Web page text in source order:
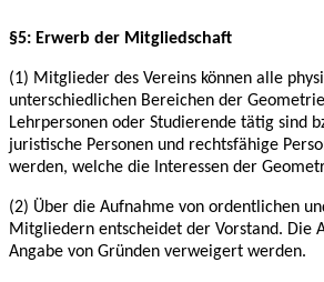
§5: Erwerb der Mitgliedschaft
(1) Mitglieder des Vereins können alle
unterschiedlichen Bereichen der
Lehrpersonen oder Studierende tätig sind
juristische Personen und rechtsfähige
werden, welche die Interessen der
(2) Über die Aufnahme von ordentlichen
Mitgliedern entscheidet der Vorstand. Die
Angabe von Gründen verweigert werden.